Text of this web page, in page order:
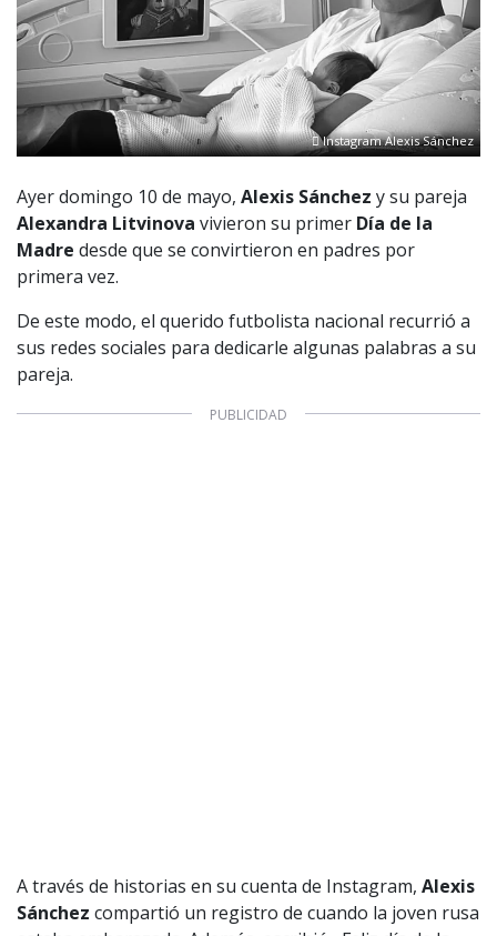
Instagram Alexis Sánchez
Ayer domingo 10 de mayo, Alexis Sánchez y su pareja
Alexandra Litvinova vivieron su primer Día de la
Madre desde que se convirtieron en padres por
primera vez.
De este modo, el querido futbolista nacional recurrió a
sus redes sociales para dedicarle algunas palabras a su
pareja.
A través de historias en su cuenta de Instagram, Alexis
Sánchez compartió un registro de cuando la joven rusa